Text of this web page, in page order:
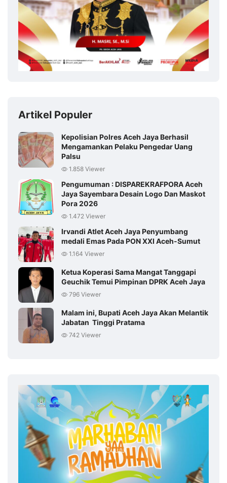
Artikel Populer
Kepolisian Polres Aceh Jaya Berhasil
Mengamankan Pelaku Pengedar Uang
Palsu
1.858 Viewer
Pengumuman : DISPAREKRAFPORA Aceh
Jaya Sayembara Desain Logo Dan Maskot
Pora 2026
1.472 Viewer
Irvandi Atlet Aceh Jaya Penyumbang
medali Emas Pada PON XXI Aceh-Sumut
1.164 Viewer
Ketua Koperasi Sama Mangat Tanggapi
Geuchik Temui Pimpinan DPRK Aceh Jaya
796 Viewer
Malam ini, Bupati Aceh Jaya Akan Melantik
Jabatan Tinggi Pratama
742 Viewer